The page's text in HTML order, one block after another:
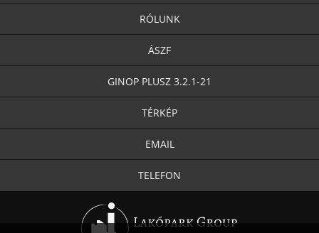
RÓLUNK
ÁSZF
GINOP PLUSZ 3.2.1-21
TÉRKÉP
EMAIL
TELEFON